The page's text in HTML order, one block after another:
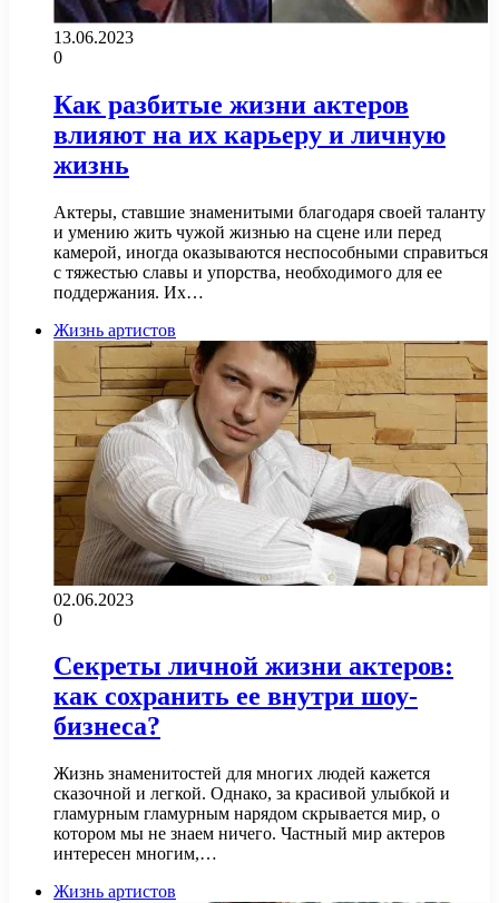
13.06.2023
0
Как разбитые жизни актеров
влияют на их карьеру и личную
жизнь
Актеры, ставшие знаменитыми благодаря своей таланту
и умению жить чужой жизнью на сцене или перед
камерой, иногда оказываются неспособными справиться
с тяжестью славы и упорства, необходимого для ее
поддержания. Их…
Жизнь артистов
02.06.2023
0
Секреты личной жизни актеров:
как сохранить ее внутри шоу-
бизнеса?
Жизнь знаменитостей для многих людей кажется
сказочной и легкой. Однако, за красивой улыбкой и
гламурным гламурным нарядом скрывается мир, о
котором мы не знаем ничего. Частный мир актеров
интересен многим,…
Жизнь артистов